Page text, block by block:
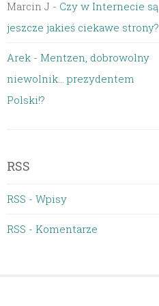
Marcin J - Czy w Internecie są
jeszcze jakieś ciekawe strony?
Arek - Mentzen, dobrowolny
niewolnik… prezydentem
Polski!?
RSS
RSS - Wpisy
RSS - Komentarze